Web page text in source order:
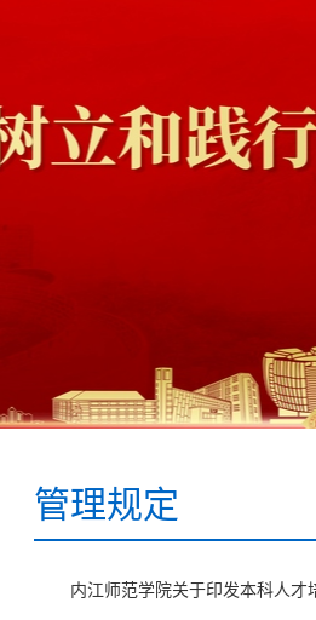
管理规定
内江师范学院关于印发本科人才